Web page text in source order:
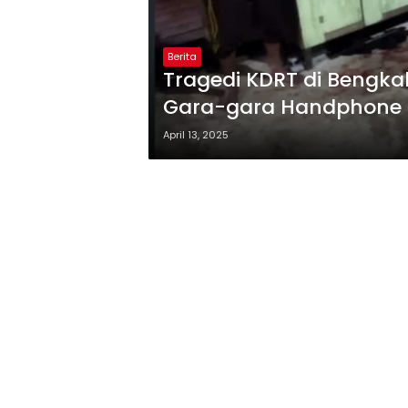
Berita
Tragedi KDRT di
Gara-gara Handphone
April 13, 2025